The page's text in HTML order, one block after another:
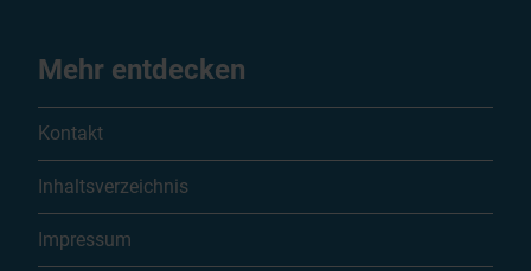
Mehr entdecken
Kontakt
Inhaltsverzeichnis
Impressum